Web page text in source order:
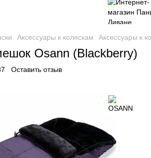
Аксессуары к коляскам Аксессуары к
Osann (Blackberry)
Оставить отзыв